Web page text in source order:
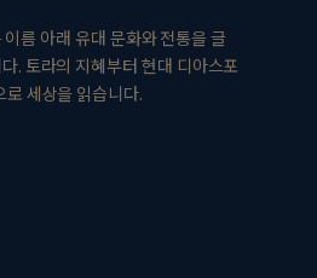
. 토라의 지혜부터 현대 디아스포
세상을 읽습니다.